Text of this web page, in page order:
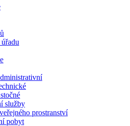
služby
prostranství
pobyt